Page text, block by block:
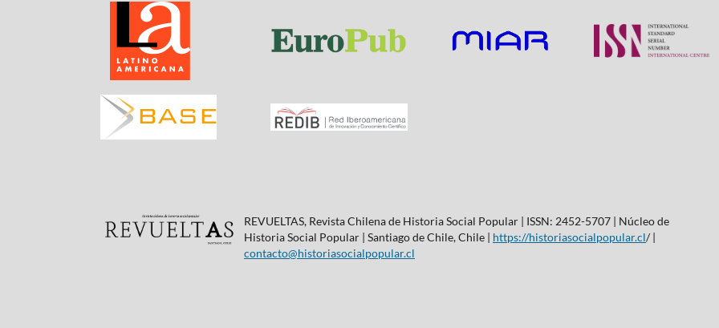
REVUELTAS, Revista Chilena de Historia Social Popular | ISSN: 2452-5707 | Núcleo de
Historia Social Popular | Santiago de Chile, Chile | https://historiasocialpopular.cl/ |
contacto@historiasocialpopular.cl